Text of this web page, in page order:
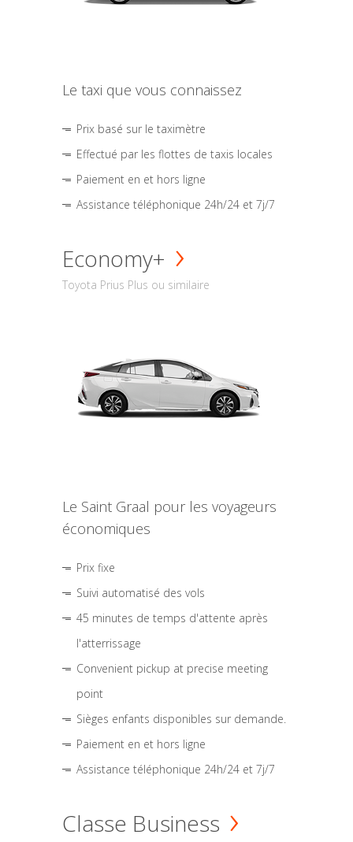
Le taxi que vous connaissez
Prix basé sur le taximètre
Effectué par les flottes de taxis locales
Paiement en et hors ligne
Assistance téléphonique 24h/24 et 7j/7
Economy+
Toyota Prius Plus ou similaire
Le Saint Graal pour les voyageurs
économiques
Prix fixe
Suivi automatisé des vols
45 minutes de temps d'attente après
l'atterrissage
Convenient pickup at precise meeting
point
Sièges enfants disponibles sur demande.
Paiement en et hors ligne
Assistance téléphonique 24h/24 et 7j/7
Classe Business